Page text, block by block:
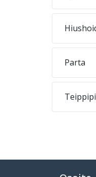
Parta